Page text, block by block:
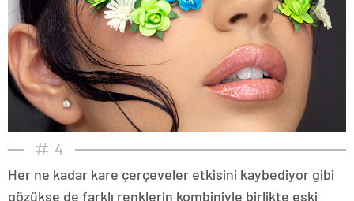
4
Her ne kadar kare çerçeveler etkisini kaybediyor gibi
gözükse de farklı renklerin kombiniyle birlikte eski